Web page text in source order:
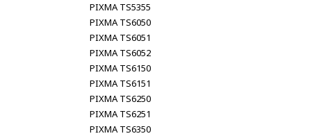
PIXMA TS5355
PIXMA TS6050
PIXMA TS6051
PIXMA TS6052
PIXMA TS6150
PIXMA TS6151
PIXMA TS6250
PIXMA TS6251
PIXMA TS6350